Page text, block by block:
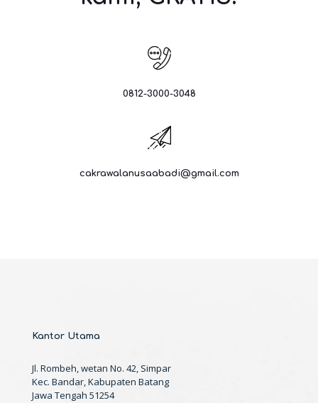
0812-3000-3048
cakrawalanusaabadi@gmail.com
Kantor Utama
Jl. Rombeh, wetan No. 42, Simpar
Kec. Bandar, Kabupaten Batang
Jawa Tengah 51254